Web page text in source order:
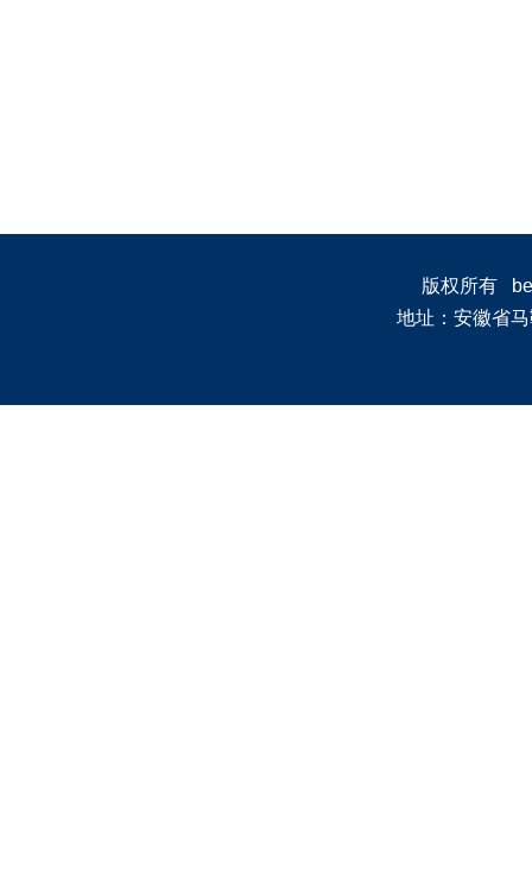
版权所有
地址：安徽省